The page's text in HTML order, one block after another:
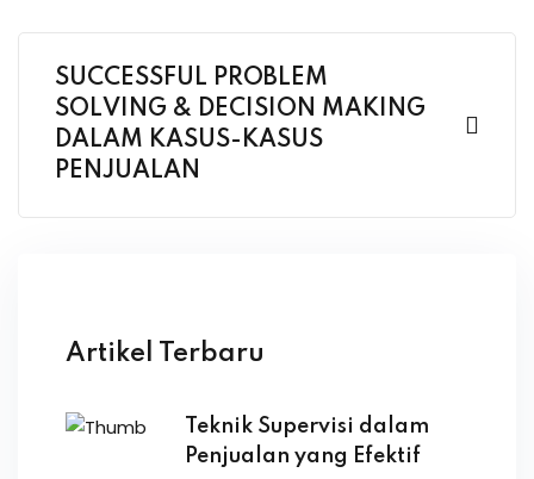
SUCCESSFUL PROBLEM
SOLVING & DECISION MAKING
DALAM KASUS-KASUS
PENJUALAN
Artikel Terbaru
Teknik Supervisi dalam
Penjualan yang Efektif